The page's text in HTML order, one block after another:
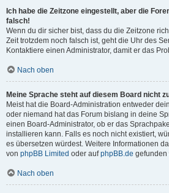
Ich habe die Zeitzone eingestellt, aber die
falsch!
Wenn du dir sicher bist, dass du die Zeitzone
Zeit trotzdem noch falsch ist, geht die Uhr des
Kontaktiere einen Administrator, damit er das
Nach oben
Meine Sprache steht auf diesem Board nicht
Meist hat die Board-Administration entweder
oder niemand hat das Forum bislang in deine
einen Board-Administrator, ob er das
installieren kann. Falls es noch nicht existiert,
es übersetzen würdest. Weitere Informationen
von phpBB Limited oder aufphpBB.de gefunden
Nach oben